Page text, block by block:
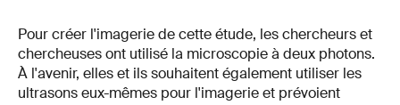
Pour créer l'imagerie de cette étude, les chercheurs et
chercheuses ont utilisé la microscopie à deux photons.
À l'avenir, elles et ils souhaitent également utiliser les
ultrasons eux-mêmes pour l'imagerie et prévoient